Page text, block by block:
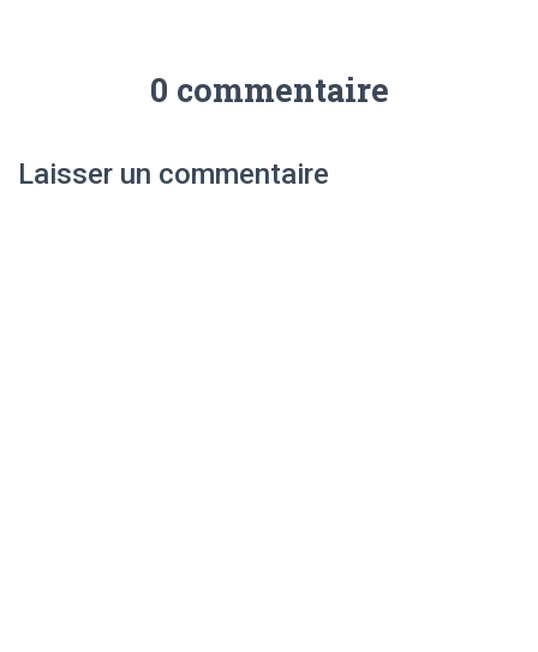
0 commentaire
Laisser un commentaire